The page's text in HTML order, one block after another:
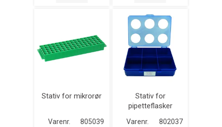
Stativ for mikrorør
Varenr. 805039
Stativ for
pipetteflasker
Varenr. 802037